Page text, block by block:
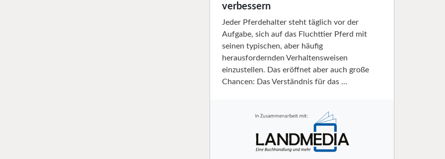
verbessern
Jeder Pferdehalter steht täglich vor der
Aufgabe, sich auf das Fluchttier Pferd mit
seinen typischen, aber häufig
herausfordernden Verhaltensweisen
einzustellen. Das eröffnet aber auch große
Chancen: Das Verständnis für das …